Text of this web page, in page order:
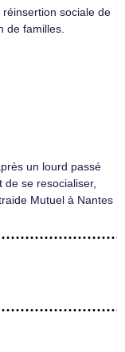
sociale de
de familles.
un lourd passé
de se resocialiser,
Mutuel à Nantes